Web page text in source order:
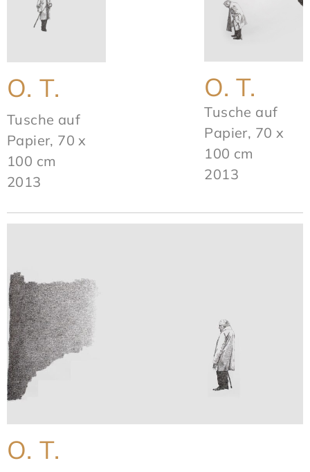
O. T.
Tusche auf
Papier, 70 x
100 cm
2013
O. T.
Tusche auf
Papier, 70 x
100 cm
2013
O. T.